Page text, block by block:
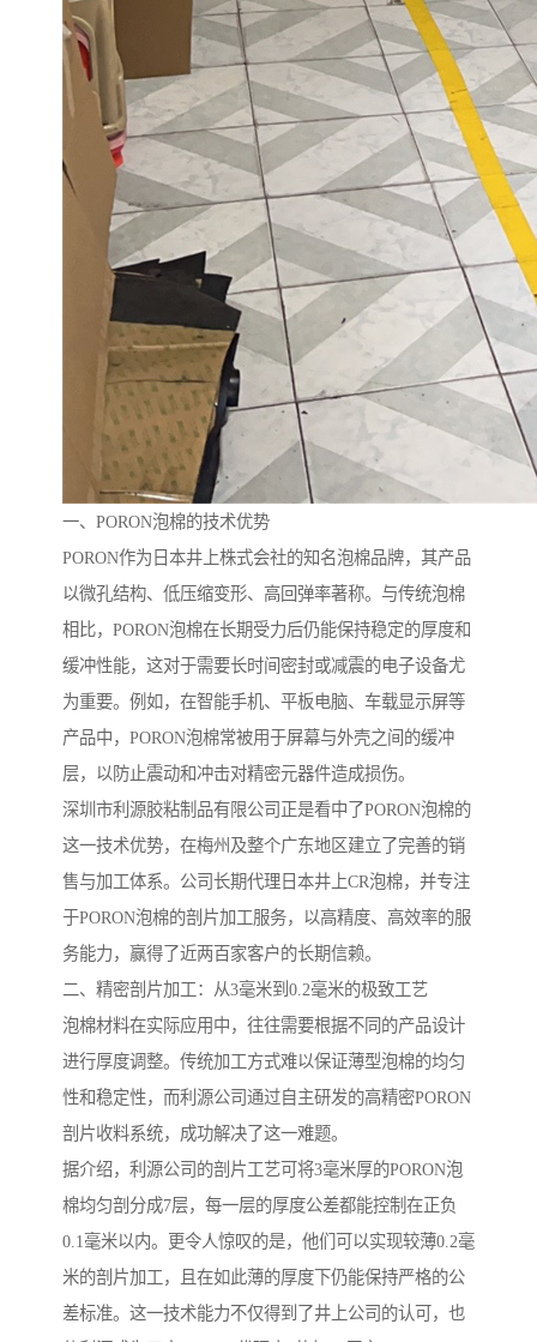
一、PORON泡棉的技术优势
PORON作为日本井上株式会社的知名泡棉品牌，其产品
以微孔结构、低压缩变形、高回弹率著称。与传统泡棉
相比，PORON泡棉在长期受力后仍能保持稳定的厚度和
缓冲性能，这对于需要长时间密封或减震的电子设备尤
为重要。例如，在智能手机、平板电脑、车载显示屏等
产品中，PORON泡棉常被用于屏幕与外壳之间的缓冲
层，以防止震动和冲击对精密元器件造成损伤。
深圳市利源胶粘制品有限公司正是看中了PORON泡棉的
这一技术优势，在梅州及整个广东地区建立了完善的销
售与加工体系。公司长期代理日本井上CR泡棉，并专注
于PORON泡棉的剖片加工服务，以高精度、高效率的服
务能力，赢得了近两百家客户的长期信赖。
二、精密剖片加工：从3毫米到0.2毫米的极致工艺
泡棉材料在实际应用中，往往需要根据不同的产品设计
进行厚度调整。传统加工方式难以保证薄型泡棉的均匀
性和稳定性，而利源公司通过自主研发的高精密PORON
剖片收料系统，成功解决了这一难题。
据介绍，利源公司的剖片工艺可将3毫米厚的PORON泡
棉均匀剖分成7层，每一层的厚度公差都能控制在正负
0.1毫米以内。更令人惊叹的是，他们可以实现较薄0.2毫
米的剖片加工，且在如此薄的厚度下仍能保持严格的公
差标准。这一技术能力不仅得到了井上公司的认可，也